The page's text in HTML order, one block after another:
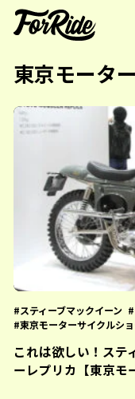
東京モータ
スティーブマックイーン
東京モーターサイクルシ
これは欲しい！ステ
ーレプリカ【東京モ